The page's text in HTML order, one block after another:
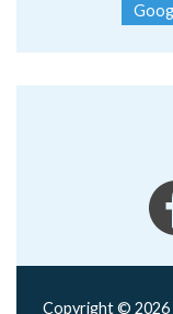
Copyright © 2026